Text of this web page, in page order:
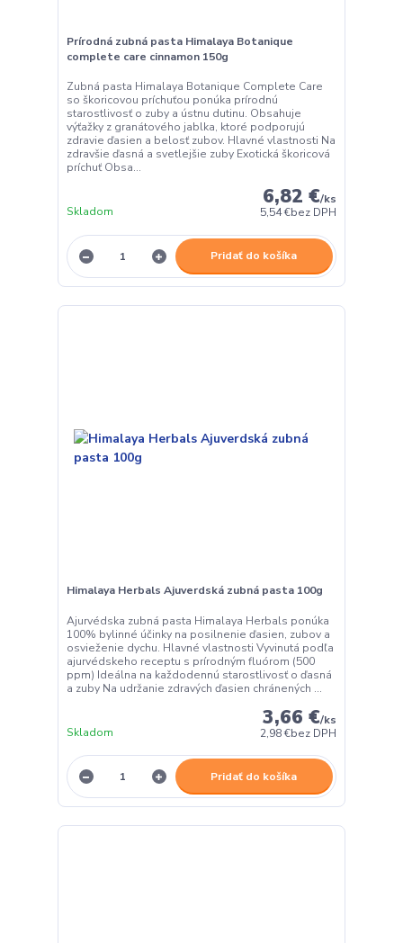
Prírodná zubná pasta Himalaya Botanique
complete care cinnamon 150g
Zubná pasta Himalaya Botanique Complete Care
so škoricovou príchuťou ponúka prírodnú
starostlivosť o zuby a ústnu dutinu. Obsahuje
výťažky z granátového jablka, ktoré podporujú
zdravie ďasien a belosť zubov. Hlavné vlastnosti Na
zdravšie ďasná a svetlejšie zuby Exotická škoricová
príchuť Obsa...
6,82 €/ks
5,54 €bez DPH
Skladom
Pridať do košíka
Himalaya Herbals Ajuverdská zubná pasta 100g
Ajurvédska zubná pasta Himalaya Herbals ponúka
100% bylinné účinky na posilnenie ďasien, zubov a
osvieženie dychu. Hlavné vlastnosti Vyvinutá podľa
ajurvédskeho receptu s prírodným fluórom (500
ppm) Ideálna na každodennú starostlivosť o ďasná
a zuby Na udržanie zdravých ďasien chránených ...
3,66 €/ks
2,98 €bez DPH
Skladom
Pridať do košíka